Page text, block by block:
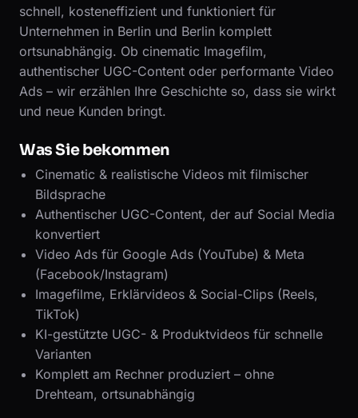
schnell, kosteneffizient und funktioniert für
Unternehmen in Berlin und Berlin komplett
ortsunabhängig. Ob cinematic Imagefilm,
authentischer UGC-Content oder performante Video
Ads – wir erzählen Ihre Geschichte so, dass sie wirkt
und neue Kunden bringt.
Was Sie bekommen
Cinematic & realistische Videos mit filmischer
Bildsprache
Authentischer UGC-Content, der auf Social Media
konvertiert
Video Ads für Google Ads (YouTube) & Meta
(Facebook/Instagram)
Imagefilme, Erklärvideos & Social-Clips (Reels,
TikTok)
KI-gestützte UGC- & Produktvideos für schnelle
Varianten
Komplett am Rechner produziert – ohne
Drehteam, ortsunabhängig